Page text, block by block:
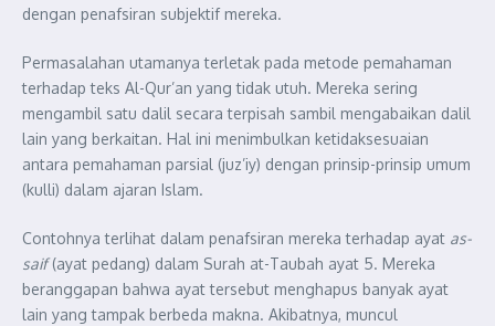
dengan penafsiran subjektif mereka.
Permasalahan utamanya terletak pada metode pemahaman
terhadap teks Al-Qur’an yang tidak utuh. Mereka sering
mengambil satu dalil secara terpisah sambil mengabaikan dalil
lain yang berkaitan. Hal ini menimbulkan ketidaksesuaian
antara pemahaman parsial (juz’iy) dengan prinsip-prinsip umum
(kulli) dalam ajaran Islam.
Contohnya terlihat dalam penafsiran mereka terhadap ayat as-
saif(ayat pedang) dalam Surah at-Taubah ayat 5. Mereka
beranggapan bahwa ayat tersebut menghapus banyak ayat
lain yang tampak berbeda makna. Akibatnya, muncul